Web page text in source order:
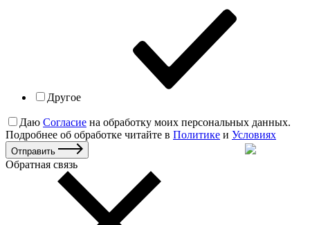
Другое
Даю Согласие на обработку моих персональных данных.
Подробнее об обработке читайте в Политике и Условиях
Отправить
Обратная связь